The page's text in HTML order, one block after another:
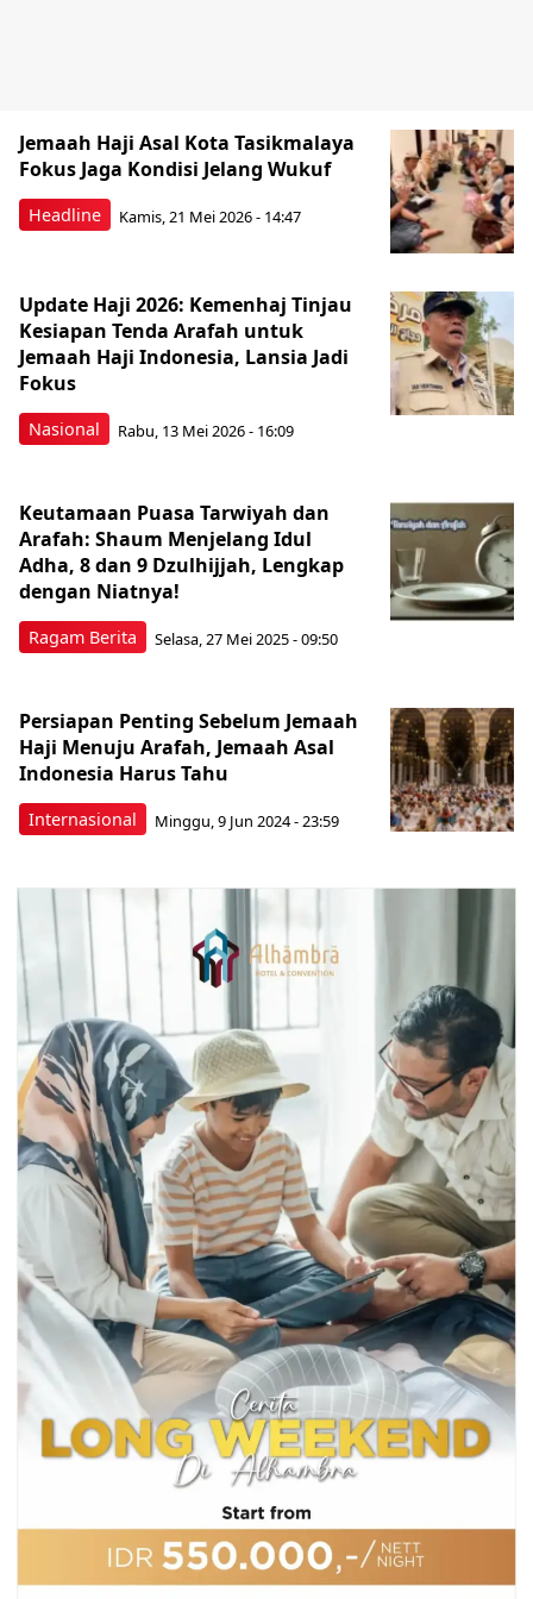
Headline
Jemaah Haji Asal Kota Tasikmalaya
Fokus Jaga Kondisi Jelang Wukuf‎
Kamis, 21 Mei 2026 - 14:47
Nasional
Update Haji 2026: Kemenhaj Tinjau
Kesiapan Tenda Arafah untuk
Jemaah Haji Indonesia, Lansia Jadi
Fokus
Rabu, 13 Mei 2026 - 16:09
Ragam Berita
Keutamaan Puasa Tarwiyah dan
Arafah: Shaum Menjelang Idul
Adha, 8 dan 9 Dzulhijjah, Lengkap
dengan Niatnya!
Selasa, 27 Mei 2025 - 09:50
Internasional
Persiapan Penting Sebelum Jemaah
Haji Menuju Arafah, Jemaah Asal
Indonesia Harus Tahu
Minggu, 9 Jun 2024 - 23:59